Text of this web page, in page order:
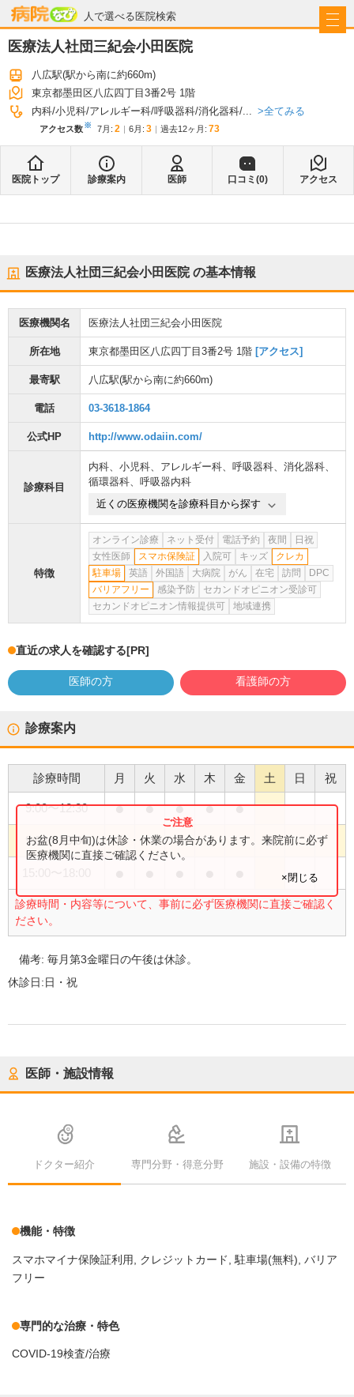
人で選べる医院検索
病院なび
医療法人社団三紀会小田医院
八広駅(駅から南に約660m)
東京都墨田区八広四丁目3番2号 1階
内科 小児科 アレルギー科 呼吸器科 消化器科 ... 全てみる
アクセス数※ 7月 : 2 6月 : 3 過去12ヶ月: 73
医院トップ 診療案内 医師 口コミ(0) アクセス
医療法人社団三紀会小田医院の基本情報
医療機関名 医療法人社団三紀会小田医院
所在地 東京都墨田区八広四丁目3番2号 1階 [アクセス]
最寄駅 八広駅(駅から南に約660m)
電話 03-3618-1864
公式HP http://www.odaiin.com/
診療科目
内科、 小児科、 アレルギー科、 呼吸器科、 消化器科、
循環器科、 呼吸器内科
近くの医療機関を診療科目から探す
特徴
オンライン診療 ネット受付 電話予約 夜間
日祝
女性医師
スマホ保険証 入院可 キッズ
クレカ
駐車場
英語 外国語 大病院 がん 在宅 訪問
DPC
バリアフリー
感染予防
セカンドオピニオン受診可
セカンドオピニオン情報提供可
地域連携
直近の求人を確認する[PR]
医師の方 看護師の方
診療案内
診療時間 月 火 水 木 金 土 日 祝
9:00〜12:30 ● ● ● ● ●
9:00〜13:00 ●
診療時間・内容等について、事前に必ず医療機関に直接ご確認く
ださい。
お盆(8月中旬)は休診・休業の場合があります。来院前に必ず
医療機関に直接ご確認ください。
×閉じる
備考:毎月第3金曜日の午後は休診。
休診日:日・祝
医師・施設情報
ドクター紹介 専門分野・得意分野 施設・設備の特徴
機能・特徴
スマホマイナ保険証利用 クレジットカード 駐車場(無料) バリア
フリー
専門的な治療・特色
COVID-19検査/治療